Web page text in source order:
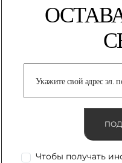
Чтобы получать